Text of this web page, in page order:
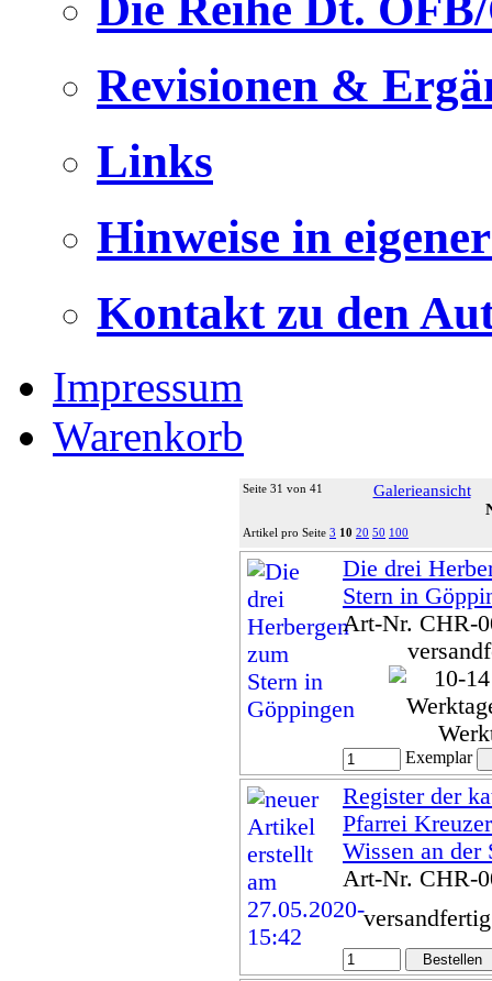
Revisionen &
Links
Hinweise in
Kontakt zu den
Impressum
Warenkorb
Seite 31 von 41
Galerieansicht
Artikel pro Seite 3 10 20 50 100
Die drei
Stern in
Art-Nr. CHR-
Exemplar
Register der
Pfarrei
Wissen an der
Art-Nr. CHR-